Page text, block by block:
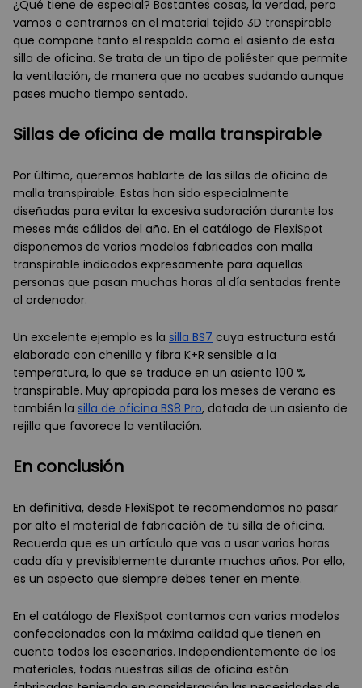
¿Qué tiene de especial? Bastantes cosas, la verdad, pero
vamos a centrarnos en el material tejido 3D transpirable
que compone tanto el respaldo como el asiento de esta
silla de oficina. Se trata de un tipo de poliéster que permite
la ventilación, de manera que no acabes sudando aunque
pases mucho tiempo sentado.
Sillas de oficina de malla transpirable
Por último, queremos hablarte de las sillas de oficina de
malla transpirable. Estas han sido especialmente
diseñadas para evitar la excesiva sudoración durante los
meses más cálidos del año. En el catálogo de FlexiSpot
disponemos de varios modelos fabricados con malla
transpirable indicados expresamente para aquellas
personas que pasan muchas horas al día sentadas frente
al ordenador.
Un excelente ejemplo es la silla BS7 cuya estructura está
elaborada con chenilla y fibra K+R sensible a la
temperatura, lo que se traduce en un asiento 100 %
transpirable. Muy apropiada para los meses de verano es
también la silla de oficina BS8 Pro, dotada de un asiento de
rejilla que favorece la ventilación.
En conclusión
En definitiva, desde FlexiSpot te recomendamos no pasar
por alto el material de fabricación de tu silla de oficina.
Recuerda que es un artículo que vas a usar varias horas
cada día y previsiblemente durante muchos años. Por ello,
es un aspecto que siempre debes tener en mente.
En el catálogo de FlexiSpot contamos con varios modelos
confeccionados con la máxima calidad que tienen en
cuenta todos los escenarios. Independientemente de los
materiales, todas nuestras sillas de oficina están